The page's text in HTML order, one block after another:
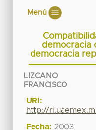
Menú
democracia
democracia
LIZCANO
FRANCISCO
URI:
http://
Fecha: 2003